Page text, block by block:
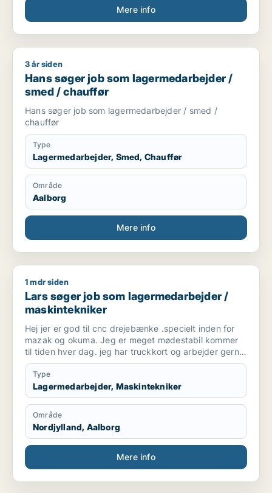
Mere info
Hans søger job som lagermedarbejder / smed / chauffør
3 år siden
Hans søger job som lagermedarbejder /
smed / chauffør
Hans søger job som lagermedarbejder / smed /
chauffør
Type
Lagermedarbejder, Smed, Chauffør
Område
Aalborg
Mere info
Lars søger job som lagermedarbejder / maskintekniker
1 mdr siden
Lars søger job som lagermedarbejder /
maskintekniker
Hej jer er god til cnc drejebænke .specielt inden for
mazak og okuma. Jeg er meget mødestabil kommer
til tiden hver dag. jeg har truckkort og arbejder gerne
daghold.
Type
Lagermedarbejder, Maskintekniker
Område
Nordjylland, Aalborg
Mere info